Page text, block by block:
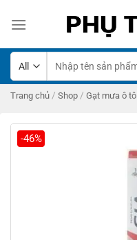
kiếm:
Trang chủ / Shop / Gạt mưa ô tô
-46%